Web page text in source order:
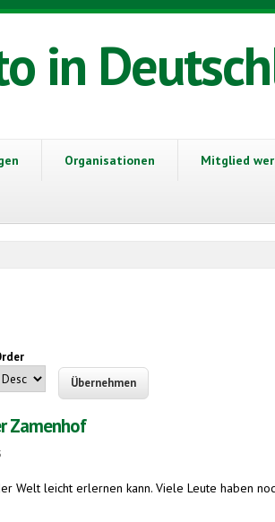
in
Organisationen Mitglied
Zamenhof
Welt leicht erlernen kann. Viele Leute haben